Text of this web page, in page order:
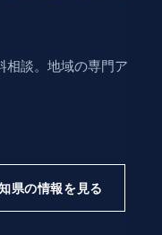
相談。地域の専門ア
県の情報を見る